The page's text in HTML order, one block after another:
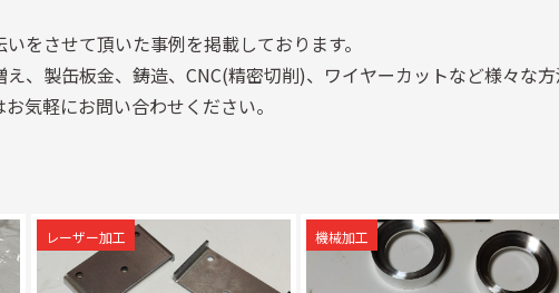
をさせて頂いた事例を掲載しております。
、製缶板金、鋳造、CNC(精密切削)、ワイヤーカットなど様々な方
気軽にお問い合わせください。
レーザー加工 機械加工